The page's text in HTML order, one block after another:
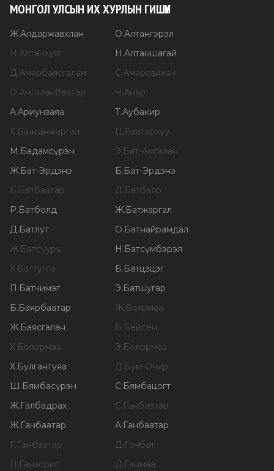
МОНГОЛ УЛСЫН ИХ ХУРЛЫН ГИШҮҮН
Ж.Алдаржавхлан О.Алтангэрэл
Н.Алтанхуяг Н.Алтаншагай
Д.Амарбаясгалан С.Амарсайхан
О.Амгаланбаатар Ч.Анар
А.Ариунзаяа Т.Аубакир
Х.Баасанжаргал Ц.Баатархүү
М.Бадамсүрэн Э.Бат-Амгалан
Ж.Бат-Эрдэнэ Б.Бат-Эрдэнэ
Б.Батбаатар Д.Батбаяр
Р.Батболд Ж.Батжаргал
Д.Батлут О.Батнайрамдал
Ж.Батсуурь Н.Батсүмбэрэл
Х.Баттулга Б.Батцэцэг
П.Батчимэг Э.Батшугар
Б.Баярбаатар Ж.Баярмаа
Ж.Баясгалан Б.Бейсен
Х.Болормаа Э.Болормаа
Х.Булгантуяа Д.Бум-Очир
Ш.Бямбасүрэн С.Бямбацогт
Ж.Галбадрах С.Ганбаатар
Ж.Ганбаатар А.Ганбаатар
Г.Ганбаатар Д.Ганбат
П.Ганзориг Д.Ганмаа